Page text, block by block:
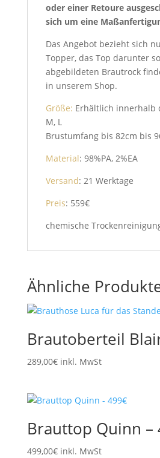
oder einer Retoure
sich um eine
Das Angebot bezieht sich
Topper, das Top darunter
abgebildeten Brautrock
in unserem Shop.
Größe: Erhältlich innerhalb
M, L
Brustumfang bis 82cm bis
Material: 98%PA, 2%EA
Versand: 21 Werktage
Preis: 559€
chemische
Ähnliche
Brautoberteil
289,00€ inkl. MwSt
Brauttop Quinn –
499,00€ inkl. MwSt